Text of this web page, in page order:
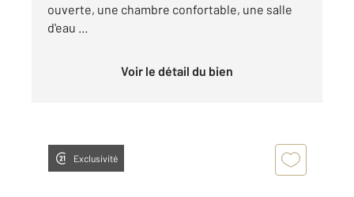
ouverte, une chambre confortable, une salle
d'eau ...
Voir le détail du bien
Exclusivité